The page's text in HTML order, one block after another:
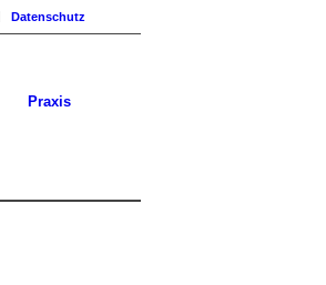
Datenschutz
Praxis